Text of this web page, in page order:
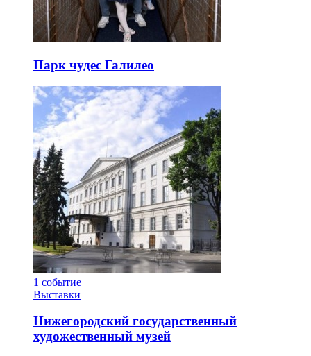
Парк чудес Галилео
1 событие
Выставки
Нижегородский государственный
художественный музей